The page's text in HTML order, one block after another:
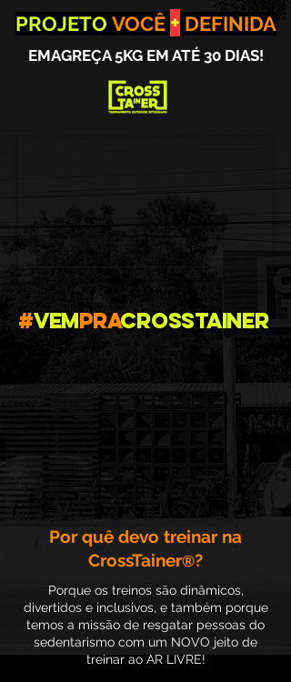
PROJETO VOCÊ + DEFINIDA
EMAGREÇA 5KG EM ATÉ 30 DIAS!
#VempraCrosstainer
Por quê devo treinar na
CrossTainer®?
Porque os treinos são dinâmicos,
divertidos e inclusivos, e também porque
temos a missão de resgatar pessoas do
sedentarismo com um NOVO jeito de
treinar ao AR LIVRE!